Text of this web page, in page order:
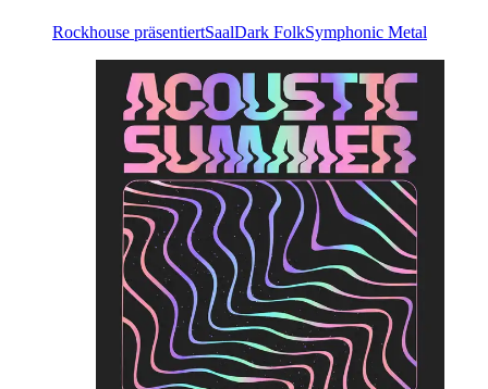
Rockhouse präsentiertSaalDark FolkSymphonic Metal